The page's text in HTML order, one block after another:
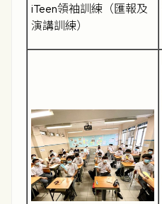
iTeen領袖訓練（匯報及
演講訓練）